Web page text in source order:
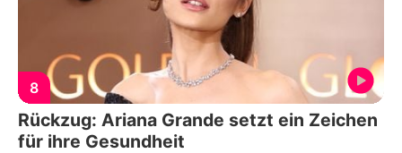
8
Rückzug: Ariana Grande setzt ein Zeichen
für ihre Gesundheit